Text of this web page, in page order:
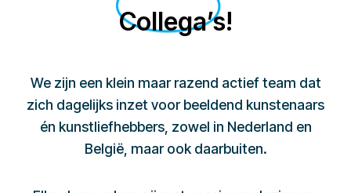
Collega’s!
We zijn een klein maar razend actief team dat
zich dagelijks inzet voor beeldend kunstenaars
én kunstliefhebbers, zowel in Nederland en
België, maar ook daarbuiten.